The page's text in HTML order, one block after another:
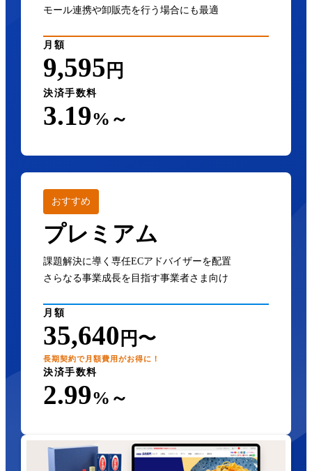
モール連携や卸販売を行う場合にも最適
月額
9,595 円
決済手数料
3.19%～
おすすめ
プレミアム
課題解決に導く専任ECアドバイザーを配置
さらなる事業成長を目指す事業者さま向け
月額
35,640 円〜
長期契約で月額費用がお得に！
決済手数料
2.99%～